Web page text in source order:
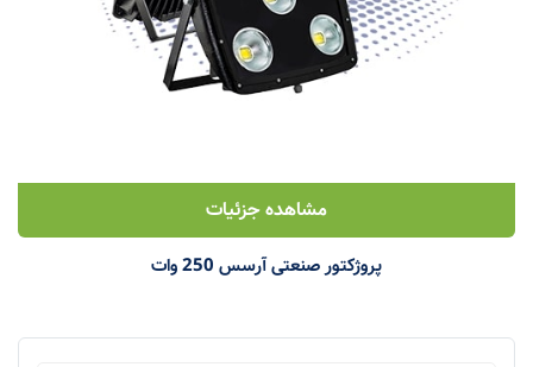
مشاهده جزئیات
پروژکتور صنعتی آرسس 250 وات